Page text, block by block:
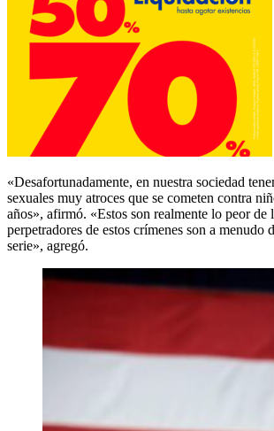
«Desafortunadamente, en nuestra sociedad
sexuales muy atroces que se cometen contra
años», afirmó. «Estos son realmente lo peor de
perpetradores de estos crímenes son a menudo
serie», agregó.